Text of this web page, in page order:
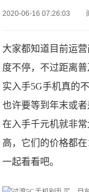
2020-06-16 07:26:03
大家都知道目前运
度不停，不过距离
实入手5G手机真的
也许要等到年末或
在入手千元机就非
高，它们的价格都
一起看看吧。